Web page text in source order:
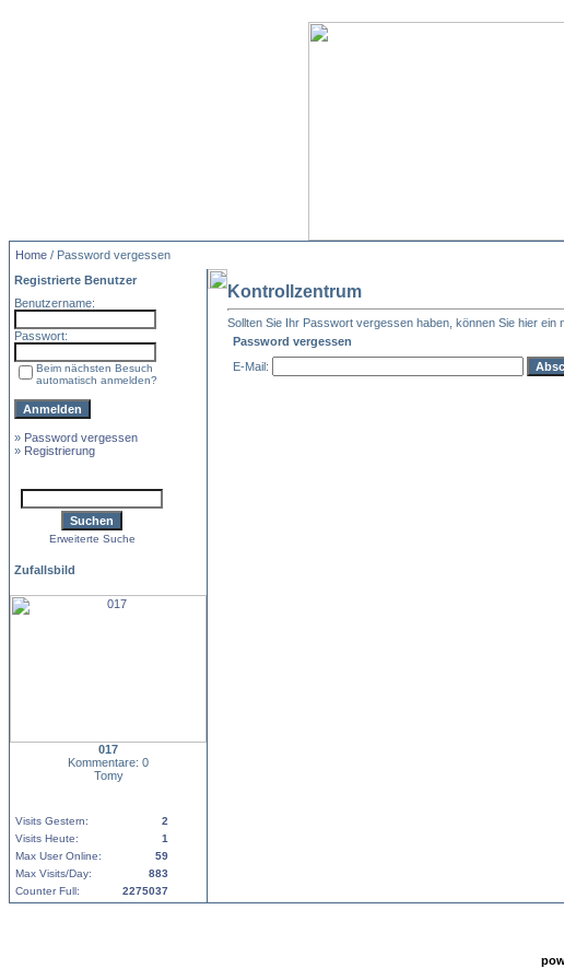
Home / Password vergessen
Registrierte Benutzer
Benutzername:
Passwort:
Beim nächsten Besuch
automatisch anmelden?
» Password vergessen
» Registrierung
Erweiterte Suche
Zufallsbild
017
Kommentare: 0
Tomy
Visits Gestern:
2
Visits Heute:
1
Max User Online:
59
Max Visits/Day:
883
Counter Full:
2275037
Kontrollzentrum
Sollten Sie Ihr Passwort vergessen haben, können Sie hier
Password vergessen
E-Mail: